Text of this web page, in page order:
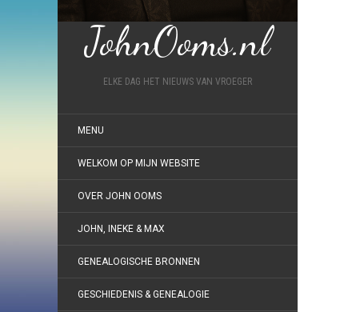
JohnOoms.nl
ELKE DAG HET NIEUWS VAN VROEGER
MENU
WELKOM OP MIJN WEBSITE
OVER JOHN OOMS
JOHN, INEKE & MAX
GENEALOGISCHE BRONNEN
GESCHIEDENIS & GENEALOGIE